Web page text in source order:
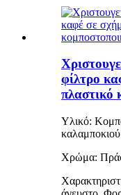
φίλτρο
πλαστικό
Υλικό:
Χρώμα: